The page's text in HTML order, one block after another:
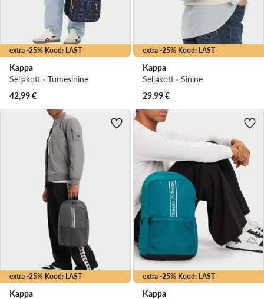
extra -25% Kood: LAST
Kappa
Seljakott · Tumesinine
42,99€
extra -25% Kood: LAST
Kappa
Seljakott · Sinine
29,99€
extra -25% Kood: LAST
Kappa
extra -25% Kood: LAST
Kappa